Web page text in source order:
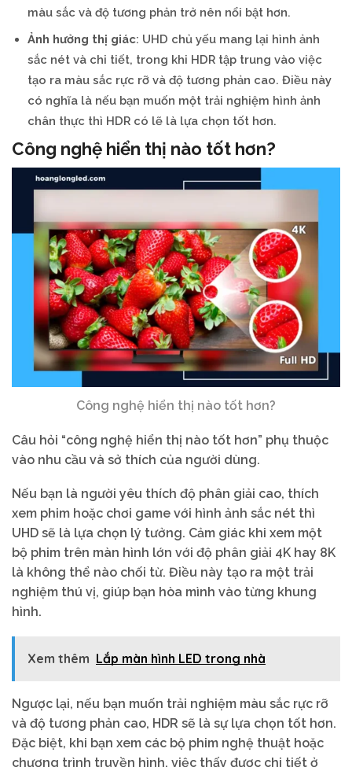
màu sắc và độ tương phản trở nên nổi bật hơn.
Ảnh hưởng thị giác: UHD chủ yếu mang lại hình ảnh
sắc nét và chi tiết, trong khi HDR tập trung vào việc
tạo ra màu sắc rực rỡ và độ tương phản cao. Điều này
có nghĩa là nếu bạn muốn một trải nghiệm hình ảnh
chân thực thì HDR có lẽ là lựa chọn tốt hơn.
Công nghệ hiển thị nào tốt hơn?
Công nghệ hiển thị nào tốt hơn?
Câu hỏi “công nghệ hiển thị nào tốt hơn” phụ thuộc
vào nhu cầu và sở thích của người dùng.
Nếu bạn là người yêu thích độ phân giải cao, thích
xem phim hoặc chơi game với hình ảnh sắc nét thì
UHD sẽ là lựa chọn lý tưởng. Cảm giác khi xem một
bộ phim trên màn hình lớn với độ phân giải 4K hay 8K
là không thể nào chối từ. Điều này tạo ra một trải
nghiệm thú vị, giúp bạn hòa mình vào từng khung
hình.
Xem thêm Lắp màn hình LED trong nhà
Ngược lại, nếu bạn muốn trải nghiệm màu sắc rực rỡ
và độ tương phản cao, HDR sẽ là sự lựa chọn tốt hơn.
Đặc biệt, khi bạn xem các bộ phim nghệ thuật hoặc
chương trình truyền hình, việc thấy được chi tiết ở